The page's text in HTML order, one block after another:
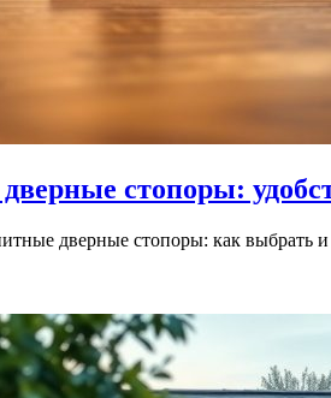
стопоры:
дверные стопоры: как выбрать